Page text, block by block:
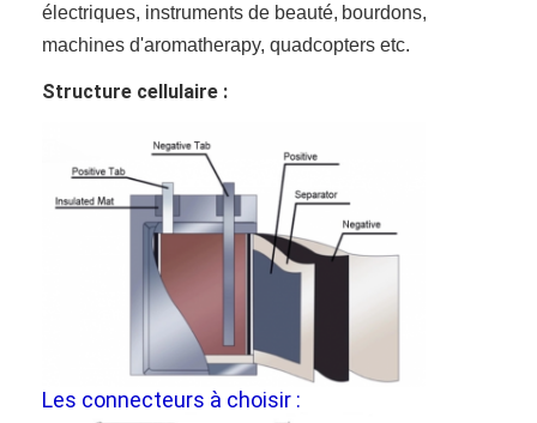
électriques, instruments de beauté, bourdons,
machines d'aromatherapy, quadcopters etc.
Structure cellulaire :
Les connecteurs à choisir :